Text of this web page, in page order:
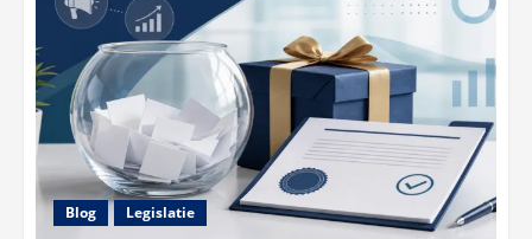
Blog Legislatie